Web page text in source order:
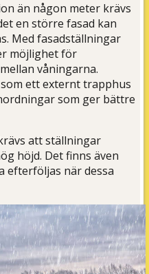
än någon meter krävs
en större fasad kan
Med fasadställningar
möjlighet för
våningarna.
ett externt trapphus
som ger bättre
att ställningar
höjd. Det finns även
efterföljas när dessa